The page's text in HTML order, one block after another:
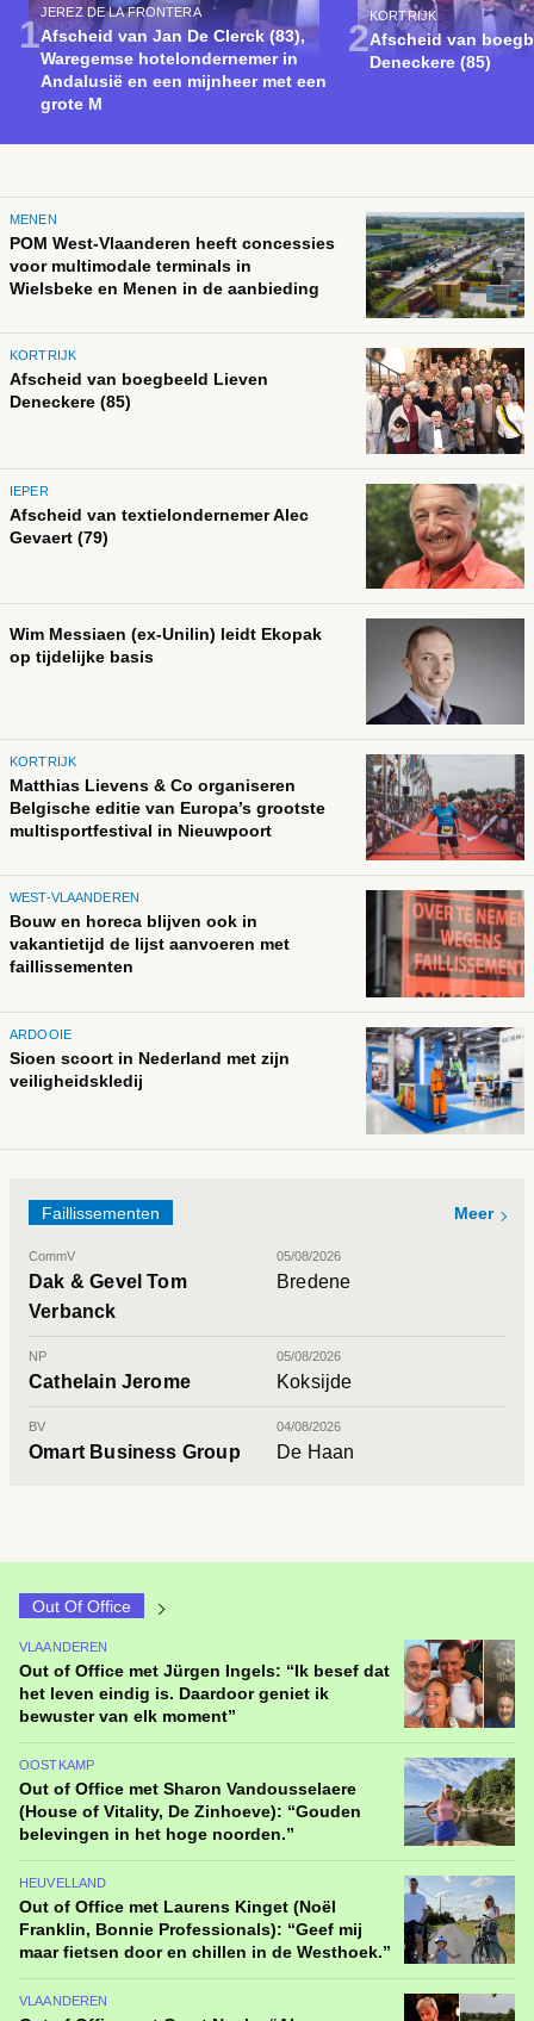
JEREZ DE LA FRONTERA
Afscheid van Jan De Clerck (83),
Waregemse hotelondernemer in
Andalusië en een mijnheer met een
grote M
KORTRIJK
Afscheid van
Deneckere (85)
MENEN
POM West-Vlaanderen heeft concessies
voor multimodale terminals in
Wielsbeke en Menen in de aanbieding
KORTRIJK
Afscheid van boegbeeld Lieven
Deneckere (85)
IEPER
Afscheid van textielondernemer Alec
Gevaert (79)
Wim Messiaen (ex-Unilin) leidt Ekopak
op tijdelijke basis
KORTRIJK
Matthias Lievens & Co organiseren
Belgische editie van Europa’s grootste
multisportfestival in Nieuwpoort
WEST-VLAANDEREN
Bouw en horeca blijven ook in
vakantietijd de lijst aanvoeren met
faillissementen
ARDOOIE
Sioen scoort in Nederland met zijn
veiligheidskledij
Faillissementen Meer
CommV 05/08/2026
Dak & Gevel Tom
Verbanck
Bredene
NP 05/08/2026
Cathelain Jerome Koksijde
BV 04/08/2026
Omart Business Group De Haan
Out Of Office
VLAANDEREN
Out of Office met Jürgen Ingels: “Ik besef dat
het leven eindig is. Daardoor geniet ik
bewuster van elk moment”
OOSTKAMP
Out of Office met Sharon Vandousselaere
(House of Vitality, De Zinhoeve): “Gouden
belevingen in het hoge noorden.”
HEUVELLAND
Out of Office met Laurens Kinget (Noël
Franklin, Bonnie Professionals): “Geef mij
maar fietsen door en chillen in de Westhoek.”
VLAANDEREN